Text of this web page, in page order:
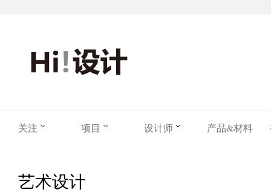
关注 项目 设计师 产品&材料
艺术设计